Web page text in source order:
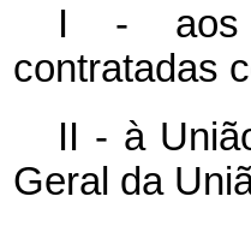
I - aos
contratadas
II - à
Geral da